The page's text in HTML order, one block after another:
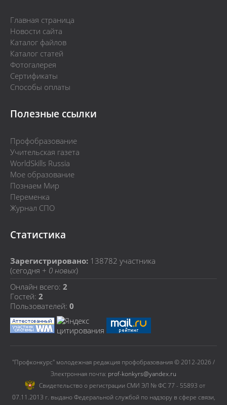
Главная страница
Новости сайта
Каталог файлов
Каталог статей
Фотогалерея
Сертификаты
Способы оплаты
Полезные ссылки
Профобразование
Учительская газета
WorldSkills Russia
Мое образование
Познаем Мир
Переменка
Журнал СПО
Статистика
Зарегистрировано: 138782 участника
(сегодня + 0 новых)
Онлайн всего: 2
Гостей: 2
Пользователей: 0
"Профконкурс" молодежная редакция профобразования © 2012-2026 /
Электронная почта: prof-konkyrs@yandex.ru
Cвидетельство о регистрации СМИ ЭЛ № ФС 77 - 55893 от
07.11.2013 г. выдано Федеральной службой по надзору в сфере связи,